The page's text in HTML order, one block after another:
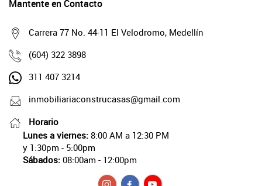
Mantente en Contacto
Carrera 77 No. 44-11 El Velodromo, Medellín
(604) 322 3898
311 407 3214
inmobiliariaconstrucasas@gmail.com
Horario
Lunes a viernes: 8:00 AM a 12:30 PM
y 1:30pm - 5:00pm
Sábados: 08:00am - 12:00pm